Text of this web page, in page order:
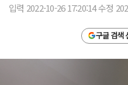
입력 2022-10-26 17:20:14 수정
구글 검색